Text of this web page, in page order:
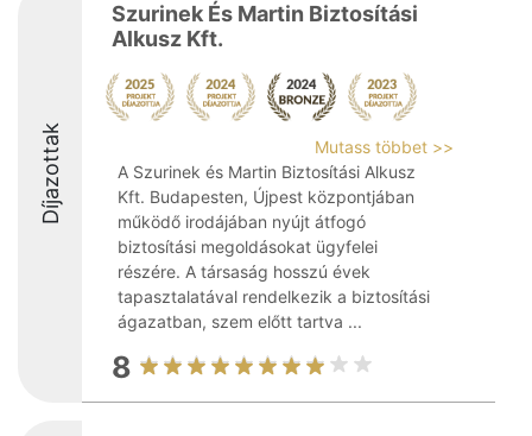
Díjazottak
Szurinek És Martin Biztosítási
Alkusz Kft.
Mutass többet >>
A Szurinek és Martin Biztosítási Alkusz
Kft. Budapesten, Újpest központjában
működő irodájában nyújt átfogó
biztosítási megoldásokat ügyfelei
részére. A társaság hosszú évek
tapasztalatával rendelkezik a biztosítási
ágazatban, szem előtt tartva ...
8